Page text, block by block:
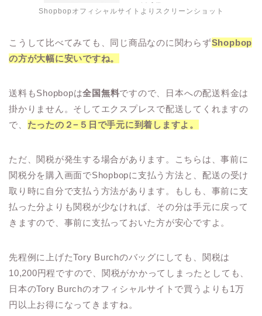
Shopbopオフィシャルサイトよりスクリーンショット
こうして比べてみても、同じ商品なのに関わらずShopbop
の方が大幅に安いですね。
送料もShopbopは全国無料ですので、日本への配送料金は
掛かりません。そしてエクスプレスで配送してくれますの
で、 たったの２−５日で手元に到着しますよ。
ただ、関税が発生する場合があります。こちらは、事前に
関税分を購入画面でShopbopに支払う方法と、配送の受け
取り時に自分で支払う方法があります。もしも、事前に支
払った分よりも関税が少なければ、その分は手元に戻って
きますので、事前に支払っておいた方が安心ですよ。
先程例に上げたTory Burchのバッグにしても、関税は
10,200円程ですので、関税がかかってしまったとしても、
日本のTory Burchのオフィシャルサイトで買うよりも1万
円以上お得になってきますね。